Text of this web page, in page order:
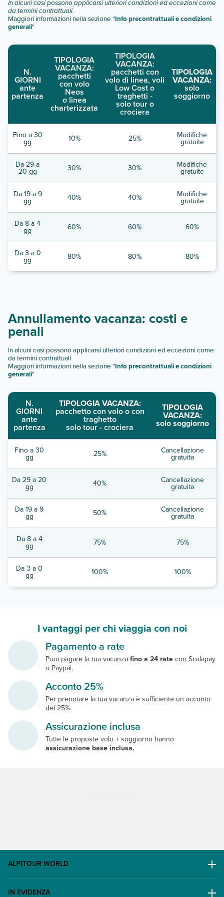
In alcuni casi possono applicarsi ulteriori condizioni ed eccezioni come
da termini contrattuali.
Maggiori informazioni nella sezione "Info precontrattuali e condizioni
generali"
N.
GIORNI
ante
partenza
TIPOLOGIA
VACANZA:
pacchetti
con volo
Neos
o linea
charterizzata
TIPOLOGIA
VACANZA:
pacchetti con
volo di linea, voli
Low Cost o
traghetti -
solo tour o
crociera
TIPOLOGIA
VACANZA:
solo
soggiorno
Fino a 30
gg 10% 25% Modifiche
gratuite
Da 29 a
20 gg 30% 30% Modifiche
gratuite
Da 19 a 9
gg 40% 40% Modifiche
gratuite
Da 8 a 4
gg 60% 60% 60%
Da 3 a 0
gg 80% 80% 80%
Annullamento vacanza: costi e
penali
In alcuni casi possono applicarsi ulteriori condizioni ed eccezioni come
da termini contrattuali
Maggiori informazioni nella sezione "Info precontrattuali e condizioni
generali"
N.
GIORNI
ante
partenza
TIPOLOGIA VACANZA:
pacchetto con volo o con
traghetto
solo tour - crociera
TIPOLOGIA
VACANZA:
solo soggiorno
Fino a 30
gg 25% Cancellazione
gratuita
Da 29 a 20
gg 40% Cancellazione
gratuita
Da 19 a 9
gg 50% Cancellazione
gratuita
Da 8 a 4
gg 75% 75%
Da 3 a 0
gg 100% 100%
I vantaggi per chi viaggia con noi
Pagamento a rate
Puoi pagare la tua vacanzafino a 24 ratecon Scalapay
o Paypal.
Acconto 25%
Per prenotare la tua vacanza è sufficiente un acconto
del 25%.
Assicurazione inclusa
Tutte le proposte volo + soggiorno hanno
assicurazione base inclusa.
ALPITOUR WORLD
AWARD
IN EVIDENZA